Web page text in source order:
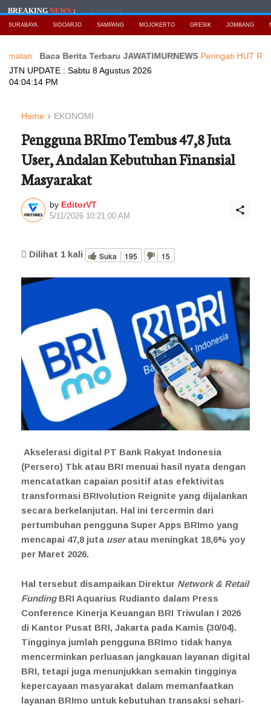
BREAKINGNEWS: Loading...
SURABAYA SIDOARJO SAMPANG MOJOKERTO GRESIK JOMBANG
Baca Berita Terbaru JAWATIMURNEWS Peringati HUT RI ke
JTN UPDATE : Sabtu 8 Agustus 2026
04:04:16 PM
Home EKONOMI
Pengguna BRImo Tembus 47,8 Juta
User, Andalan Kebutuhan Finansial
Masyarakat
by EditorVT
5/11/2026 10:21:00 AM
Dilihat 1 kali Suka 195 15
Akselerasi digital PT Bank Rakyat Indonesia
(Persero) Tbk atau BRI menuai hasil nyata dengan
mencatatkan capaian positif atas efektivitas
transformasi BRIvolution Reignite yang dijalankan
secara berkelanjutan. Hal ini tercermin dari
pertumbuhan pengguna Super Apps BRImo yang
mencapai 47,8 juta useratau meningkat 18,6% yoy
per Maret 2026.
Hal tersebut disampaikan Direktur Network & Retail
FundingBRI Aquarius Rudianto dalam Press
Conference Kinerja Keuangan BRI Triwulan I 2026
di Kantor Pusat BRI, Jakarta pada Kamis (30/04).
Tingginya jumlah pengguna BRImo tidak hanya
mencerminkan perluasan jangkauan layanan digital
BRI, tetapi juga menunjukkan semakin tingginya
kepercayaan masyarakat dalam memanfaatkan
layanan BRImo untuk kebutuhan transaksi sehari-